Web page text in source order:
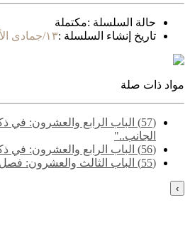
حالة السلسلة :مكتملة
تاريخ إنشاء السلسلة :١٣/جمادى الأولى/١٤٤٦
مواد ذات صلة
(57) الباب الرابع والعشرون:
الجانب.."
(56) الباب الرابع والعشرون: في ذكر ما احتجت به الأغنياء من الكتاب والسنة والآثار والاعتبار- قوله: "قالوا وأيضا فالصدقة والإحسان والإعطاء وصف الرب تعالى وأحب عباده إليه من اتصف بذلك.."
(55) ‌‌الباب الثالث والعشرون: فصل: فلنرجع إلى تمام المناظرة.. - قوله: "قالوا وقد مر على النبي فقير وغني فقال عن الفقير: (هذا خير من ملء الأرض مثل هذا).."
›